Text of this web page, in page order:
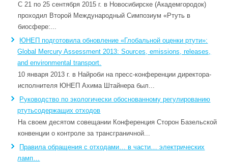
С 21 по 25 сентября 2015 г. в Новосибирске (Академгородок)
проходил Второй Международный Симпозиум «Ртуть в
биосфере:...
ЮНЕП подготовила обновление «Глобальной оценки ртути»:
Global Mercury Assessment 2013: Sources, emissions, releases,
and environmental transport.
10 января 2013 г. в Найроби на пресс-конференции директора-
исполнителя ЮНЕП Ахима Штайнера был...
Руководство по экологически обоснованному регулированию
ртутьсодержащих отходов
На своем десятом совещании Конференция Сторон Базельской
конвенции о контроле за трансграничной...
Правила обращения с отходами… в части… электрических
ламп…